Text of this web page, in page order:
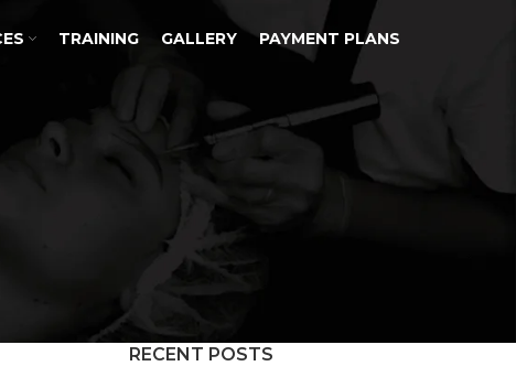
TRAINING GALLERY PAYMENT PLANS
RECENT POSTS